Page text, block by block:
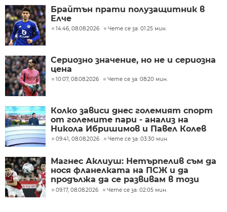
Брайтън прати полузащитник в
Елче
14:46, 08.08.2026 Чете се за: 01:25 мин.
Сериозно значение, но не и сериозна
цена
10:07, 08.08.2026 Чете се за: 08:20 мин.
Колко зависи днес големият спорт
от големите пари - анализ на
Никола Ибришимов и Павел Колев
09:41, 08.08.2026 Чете се за: 03:30 мин.
Магнес Аклиуш: Нетърпелив съм да
нося фланелката на ПСЖ и да
продължа да се развивам в този
велик клуб
09:17, 08.08.2026 Чете се за: 02:05 мин.